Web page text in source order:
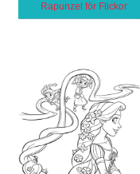
Rapunzel för Flickor